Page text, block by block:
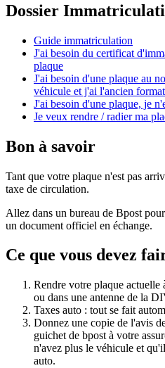
Dossier
Guide immatriculation
J'ai besoin du certificat
plaque
J'ai besoin d'une plaque au
véhicule et j'ai l'ancien format
J'ai besoin d'une plaque, je
Je veux rendre / radier ma
Bon à savoir
Tant que votre plaque n'est pas
taxe de circulation.
Allez dans un bureau de Bpost
un document officiel en échange.
Ce que vous devez
Rendre votre plaque
ou dans une antenne de la
Taxes auto : tout se fait
Donnez une copie de l'avis
guichet de bpost à votre
n'avez plus le véhicule et
auto.